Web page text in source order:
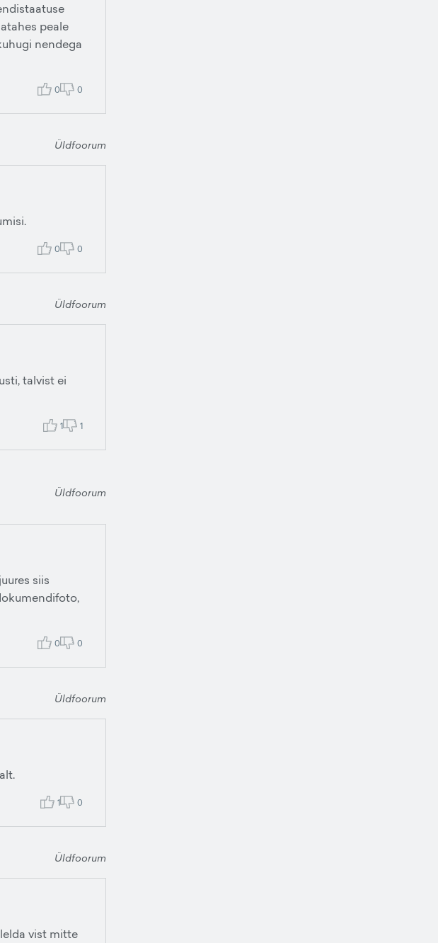
peale
nendega
0 0
Üldfoorum
0 0
Üldfoorum
talvist ei
1 1
Üldfoorum
siis
0 0
Üldfoorum
1 0
Üldfoorum
vist mitte